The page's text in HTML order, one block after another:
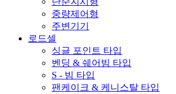
중량제어형
주변기기
로드셀
싱글 포인트 타입
벤딩 & 쉐어빔 타입
S - 빔 타입
팬케이크 & 케니스탈 타입